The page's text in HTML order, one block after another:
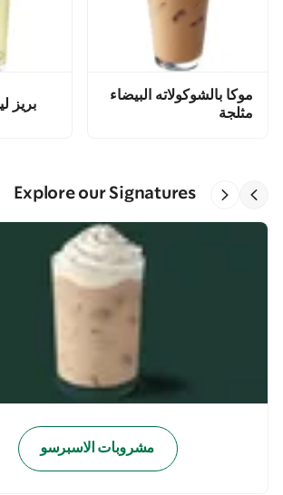
موكا بالشوكولاته البيضاء
مثلجة
بريز
Explore our Signatures
مشروبات الاسبرسو